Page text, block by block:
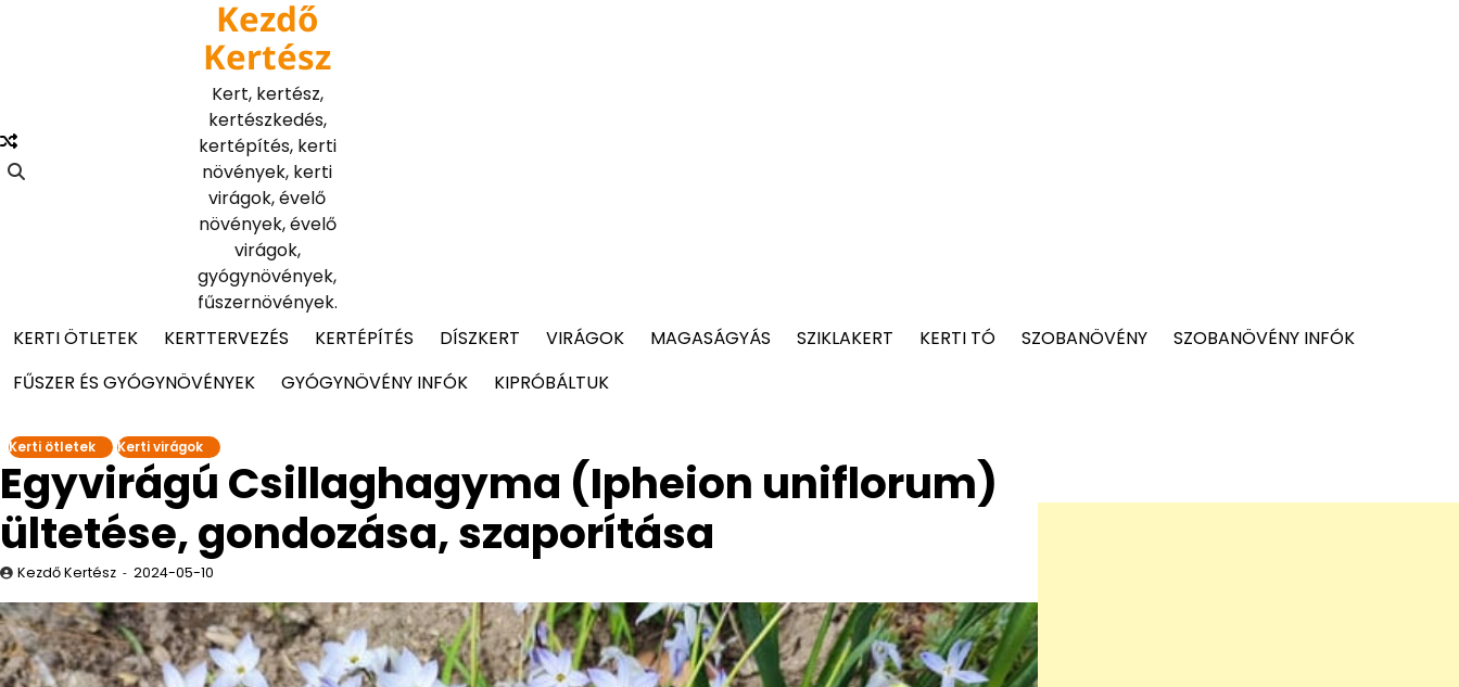
Kezdő
Kertész
Kert, kertész,
kertészkedés,
kertépítés, kerti
növények, kerti
virágok, évelő
növények, évelő
virágok,
gyógynövények,
fűszernövények.
KERTI ÖTLETEK
KERTTERVEZÉS KERTÉPÍTÉS DÍSZKERT VIRÁGOK MAGASÁGYÁS SZIKLAKERT KERTI TÓ SZOBANÖVÉNY
SZOBANÖVÉNY INFÓK
FŰSZER ÉS GYÓGYNÖVÉNYEK
GYÓGYNÖVÉNY INFÓK KIPRÓBÁLTUK
Kerti ötletek Kerti virágok
Egyvirágú Csillaghagyma (Ipheion uniflorum)
ültetése, gondozása, szaporítása
Kezdő Kertész 2024-05-10